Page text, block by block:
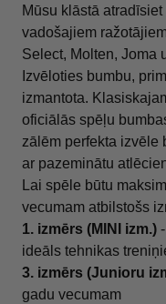
Mūsu klāstā
vadošajiem
Select, Molten, Joma
Izvēloties bumbu,
izmantota.
oficiālās spēļu
zālēm perfekta izvēle
ar pazeminātu
Lai spēle būtu
vecumam atbilstošs
1. izmērs (MINI izm.)
ideāls tehnikas
3. izmērs (Junioru
gadu vecumam